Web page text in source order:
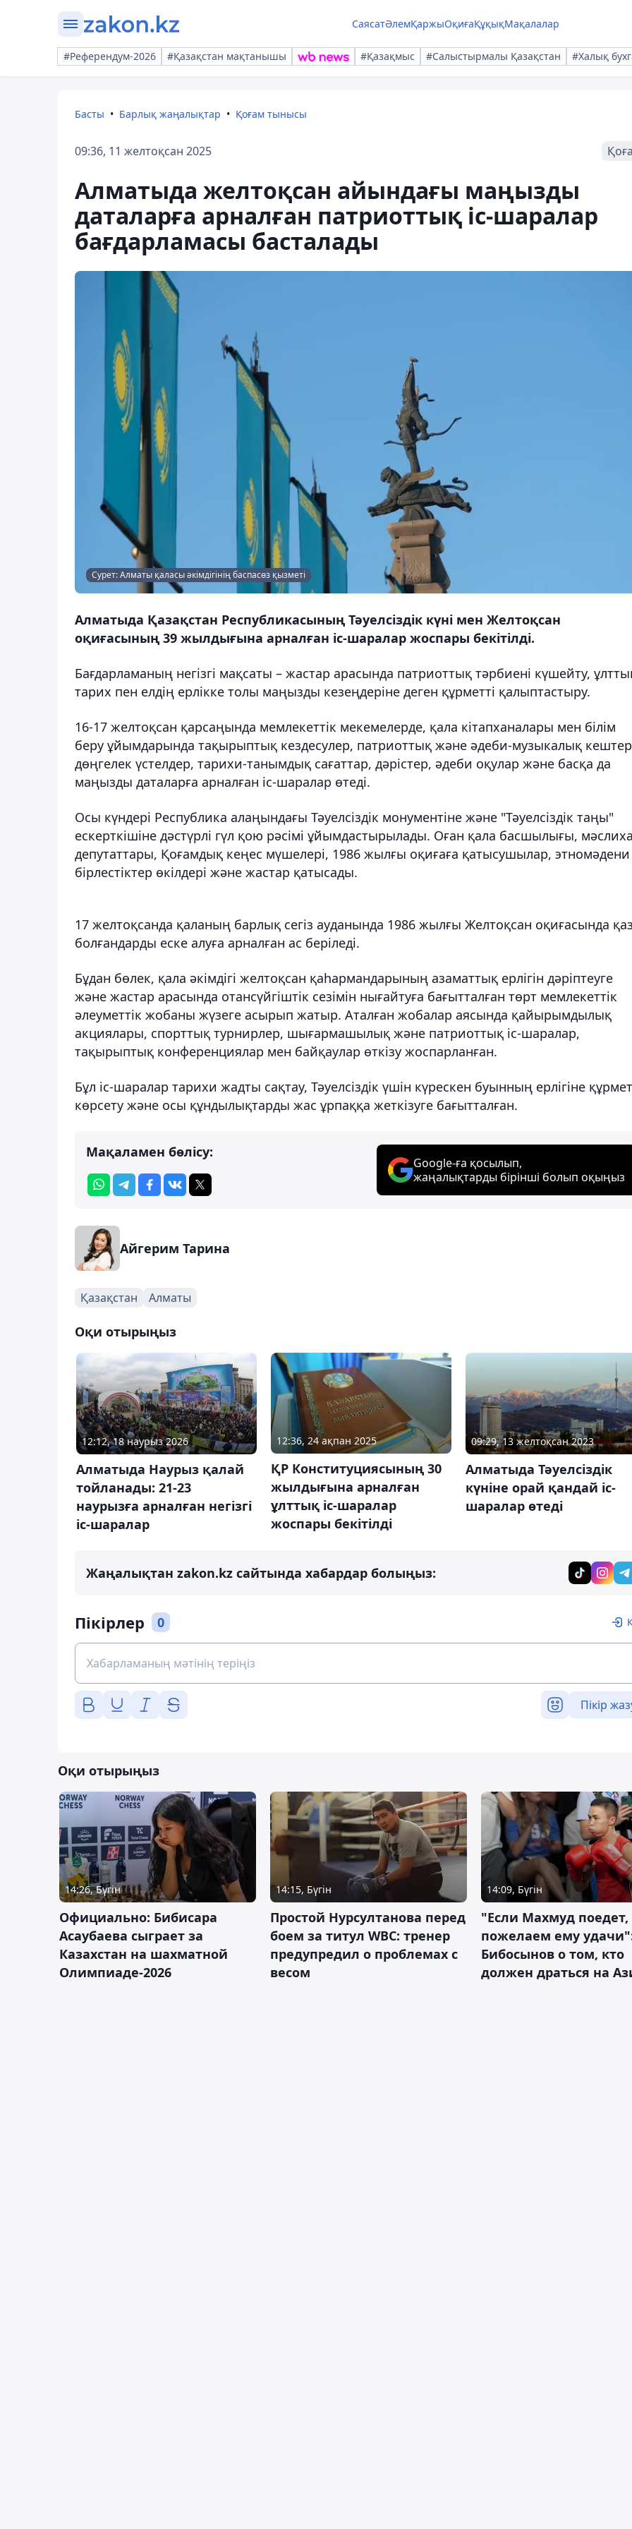
СаясатӘлемҚаржыОқиғаҚұқықМақалалар
#Референдум-2026 #Қазақстан мақтанышы #Қазақмыс #Салыстырмалы Қазақстан #Халық
Басты Барлық жаңалықтар Қоғам тынысы
09:36, 11 желтоқсан 2025
Алматыда желтоқсан айындағы маңызды
даталарға арналған патриоттық іс-шаралар
бағдарламасы басталады
Сурет: Алматы қаласы әкімдігінің баспасөз қызметі
Алматыда Қазақстан Республикасының Тәуелсіздік күні мен Желтоқсан
оқиғасының 39 жылдығына арналған іс-шаралар жоспары бекітілді.
Бағдарламаның негізгі мақсаты – жастар арасында патриоттық тәрбиені күшейту,
тарих пен елдің ерлікке толы маңызды кезеңдеріне деген құрметті қалыптастыру.
16-17 желтоқсан қарсаңында мемлекеттік мекемелерде, қала кітапханалары мен білім
беру ұйымдарында тақырыптық кездесулер, патриоттық және әдеби-музыкалық
дөңгелек үстелдер, тарихи-танымдық сағаттар, дәрістер, әдеби оқулар және басқа да
маңызды даталарға арналған іс-шаралар өтеді.
Осы күндері Республика алаңындағы Тәуелсіздік монументіне және "Тәуелсіздік таңы"
ескерткішіне дәстүрлі гүл қою рәсімі ұйымдастырылады. Оған қала басшылығы,
депутаттары, Қоғамдық кеңес мүшелері, 1986 жылғы оқиғаға қатысушылар, этномәдени
бірлестіктер өкілдері және жастар қатысады.
17 желтоқсанда қаланың барлық сегіз ауданында 1986 жылғы Желтоқсан оқиғасында
болғандарды еске алуға арналған ас беріледі.
Бұдан бөлек, қала әкімдігі желтоқсан қаһармандарының азаматтық ерлігін дәріптеуге
және жастар арасында отансүйгіштік сезімін нығайтуға бағытталған төрт мемлекеттік
әлеуметтік жобаны жүзеге асырып жатыр. Аталған жобалар аясында қайырымдылық
акциялары, спорттық турнирлер, шығармашылық және патриоттық іс-шаралар,
тақырыптық конференциялар мен байқаулар өткізу жоспарланған.
Бұл іс-шаралар тарихи жадты сақтау, Тәуелсіздік үшін күрескен буынның ерлігіне құрмет
көрсету және осы құндылықтарды жас ұрпаққа жеткізуге бағытталған.
Мақаламен бөлісу:
Google-ға қосылып,
жаңалықтарды бірінші болып оқыңыз
Айгерим Тарина
Қазақстан Алматы
Оқи отырыңыз
12:12, 18 наурыз 2026
Алматыда Наурыз қалай
тойланады: 21-23
наурызға арналған негізгі
іс-шаралар
12:36, 24 ақпан 2025
ҚР Конституциясының 30
жылдығына арналған
ұлттық іс-шаралар
жоспары бекітілді
09:29, 13 желтоқсан 2023
Алматыда Тәуелсіздік
күніне орай қандай іс-
шаралар өтеді
Жаңалықтан zakon.kz сайтында хабардар болыңыз:
Пікірлер 0
Пікір
Оқи отырыңыз
14:26, Бүгін
Официально: Бибисара
Асаубаева сыграет за
Казахстан на шахматной
Олимпиаде-2026
14:15, Бүгін
Простой Нурсултанова перед
боем за титул WBC: тренер
предупредил о проблемах с
весом
14:09, Бүгін
"Если Махмуд
пожелаем ему
Бибосынов о том, кто
должен драться на